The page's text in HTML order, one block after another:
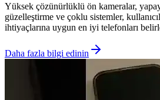
Yüksek çözünürlüklü ön kameralar,
güzelleştirme ve çoklu sistemler,
ihtiyaçlarına uygun en iyi telefonları
Daha fazla bilgi edinin